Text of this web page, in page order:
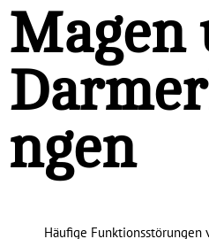
Magen
ngen
Häufige Funktionsstörungen